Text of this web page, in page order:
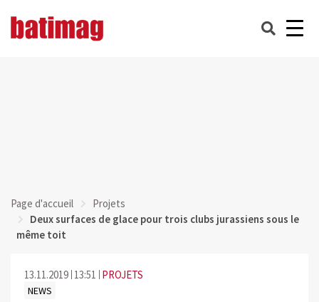
Page d'accueil
Projets
Deux surfaces de glace pour trois clubs jurassiens sous le
même toit
13.11.2019 13:51 PROJETS
NEWS